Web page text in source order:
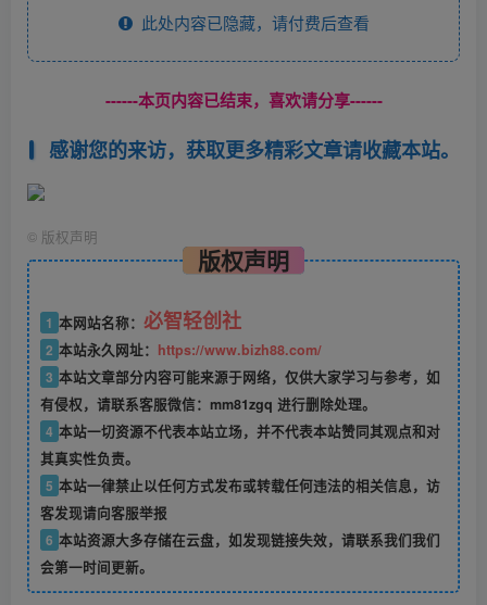
此处内容已隐藏，请付费后查看
------本页内容已结束，喜欢请分享------
感谢您的来访，获取更多精彩文章请收藏本站。
© 版权声明
版权声明
1 本网站名称： 必智轻创社
2 本站永久网址： https://www.bizh88.com/
3 本站文章部分内容可能来源于网络，仅供大家学习与参考，如
有侵权，请联系客服微信：mm81zgq 进行删除处理。
4 本站一切资源不代表本站立场，并不代表本站赞同其观点和对
其真实性负责。
5 本站一律禁止以任何方式发布或转载任何违法的相关信息，访
客发现请向客服举报
6 本站资源大多存储在云盘，如发现链接失效，请联系我们我们
会第一时间更新。